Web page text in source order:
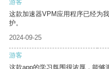
游客
这款加速器VPM应用程序已经为
护。
2024-09-25
游客
这款app的学习氛围很浓厚，能够